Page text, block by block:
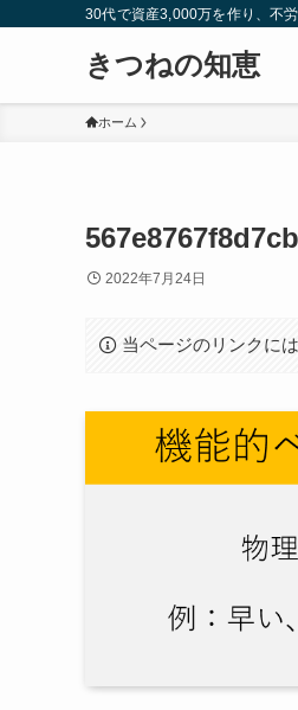
30代で資産3,000万を作り、不
きつねの知恵
ホーム
2022年7月24日
当ページのリンクに